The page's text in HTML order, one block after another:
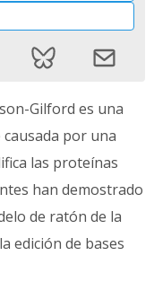
Gilford es una
por una
las proteínas
han demostrado
de ratón de la
edición de bases